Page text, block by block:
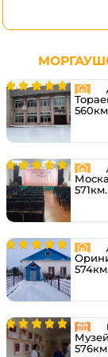
571км.